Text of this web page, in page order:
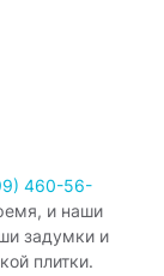
460-56-
и наши
задумки и
плитки.